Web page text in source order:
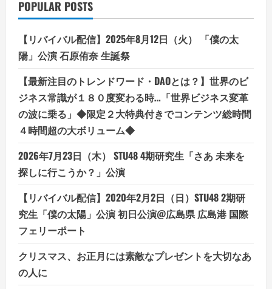
POPULAR POSTS
【リバイバル配信】2025年8月12日（火） 「僕の太
陽」公演 石原侑奈 生誕祭
【最新注目のトレンドワード・DAOとは？】世界のビ
ジネス常識が１８０度変わる時…「世界ビジネス変革
の波に乗る」◆限定２大特典付きでコンテンツ総時間
４時間超の大ボリューム◆
2026年7月23日（木） STU48 4期研究生「さあ 未来を
探しに行こうか？」公演
【リバイバル配信】2020年2月2日（日）STU48 2期研
究生「僕の太陽」公演 初日公演@広島県 広島港 国際
フェリーポート
クリスマス、お正月には素敵なプレゼントを大切なあ
の人に